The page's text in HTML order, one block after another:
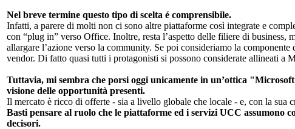
Nel breve termine questo tipo di scelta é comprensibile.
Infatti, a parere di molti non ci sono altre piattaforme così integrate e
con “plug in” verso Office. Inoltre, resta l’aspetto delle filiere di business,
allargare l’azione verso la community. Se poi consideriamo la
vendor. Di fatto quasi tutti i protagonisti si possono considerate allineati a
Tuttavia, mi sembra che porsi oggi unicamente in un’ottica
visione delle opportunità presenti.
Il mercato è ricco di offerte - sia a livello globale che locale - e, con la sua
Basti pensare al ruolo che le piattaforme ed i servizi UCC
decisori.